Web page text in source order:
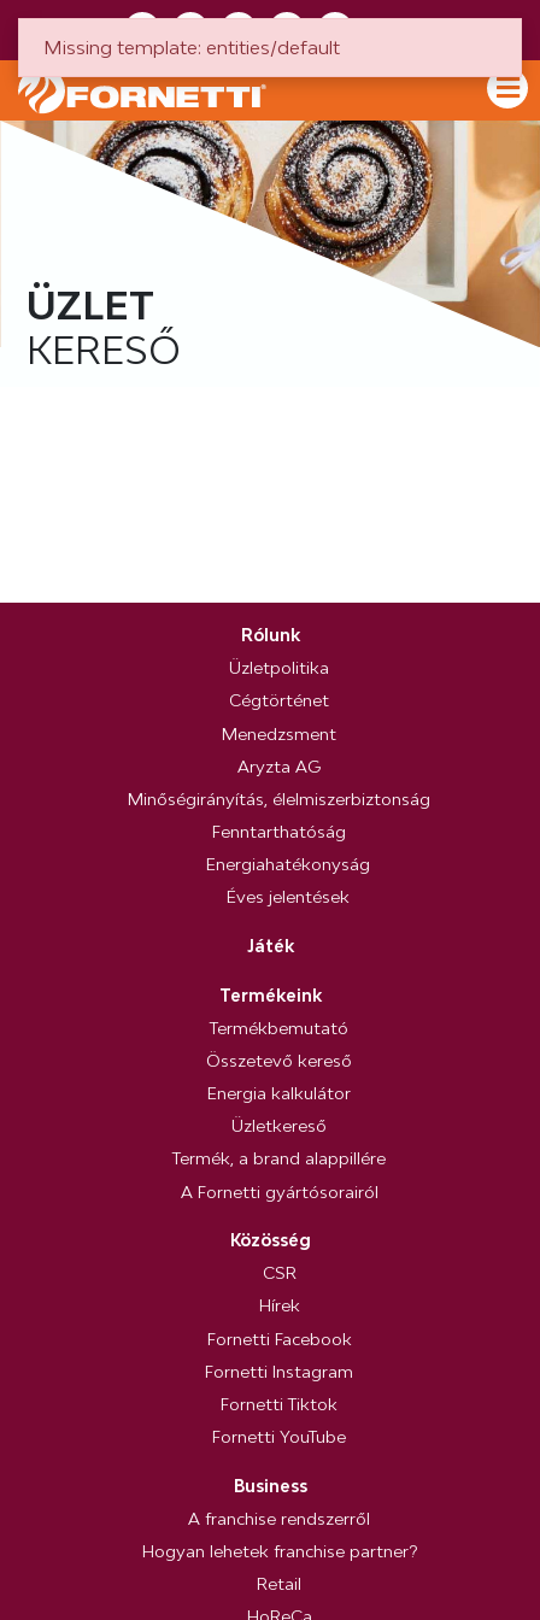
ÜZLET
KERESŐ
Rólunk
Üzletpolitika
Cégtörténet
Menedzsment
Aryzta AG
Minőségirányítás, élelmiszerbiztonság
Fenntarthatóság
Energiahatékonyság
Éves jelentések
Játék
Termékeink
Termékbemutató
Összetevő kereső
Energia kalkulátor
Üzletkereső
Termék, a brand alappillére
A Fornetti gyártósorairól
Közösség
CSR
Hírek
Fornetti Facebook
Fornetti Instagram
Fornetti Tiktok
Fornetti YouTube
Business
A franchise rendszerről
Hogyan lehetek franchise partner?
Retail
Missing template: entities/default